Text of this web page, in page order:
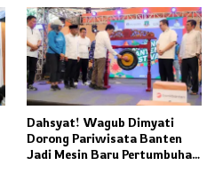
Dahsyat! Wagub Dimyati
Dorong Pariwisata Banten
Jadi Mesin Baru Pertumbuhan